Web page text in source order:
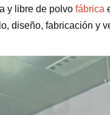
y libre de polvo fábrica
diseño, fabricación y